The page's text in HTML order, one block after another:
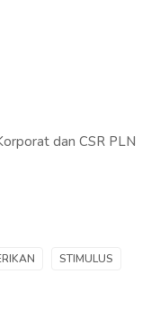
dan CSR PLN
STIMULUS